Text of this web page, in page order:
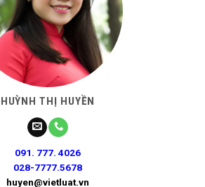
HUỲNH THỊ HUYỀN
091. 777. 4026
028-7777.5678
huyen@vietluat.vn